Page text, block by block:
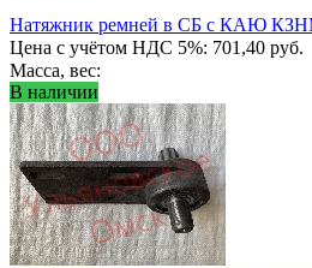
Натяжник ремней в СБ с КАЮ
Цена с учётом НДС 5%: 701,40 руб.
Масса, вес:
В наличии